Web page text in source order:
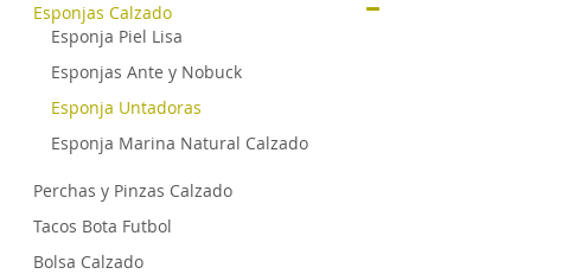
Esponjas Calzado
Esponja Piel Lisa
Esponjas Ante y Nobuck
Esponja Untadoras
Esponja Marina Natural Calzado
Perchas y Pinzas Calzado
Tacos Bota Futbol
Bolsa Calzado